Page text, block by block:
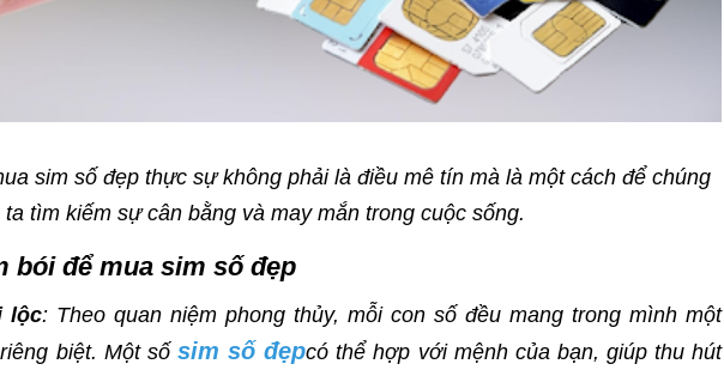
sim số đẹp thực sự không phải là điều mê tín mà là một cách để chúng
ta tìm kiếm sự cân bằng và may mắn trong cuộc sống.
bói để mua sim số đẹp
lộc: Theo quan niệm phong thủy, mỗi con số đều mang trong mình một
biệt. Một số sim số đẹpcó thể hợp với mệnh của bạn, giúp thu hút